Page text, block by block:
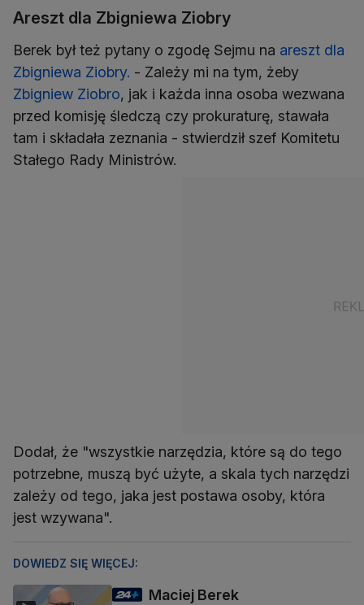
Areszt dla Zbigniewa Ziobry
Berek był też pytany o zgodę Sejmu na areszt dla
Zbigniewa Ziobry. - Zależy mi na tym, żeby
Zbigniew Ziobro, jak i każda inna osoba wezwana
przed komisję śledczą czy prokuraturę, stawała
tam i składała zeznania - stwierdził szef Komitetu
Stałego Rady Ministrów.
Dodał, że "wszystkie narzędzia, które są do tego
potrzebne, muszą być użyte, a skala tych narzędzi
zależy od tego, jaka jest postawa osoby, która
jest wzywana".
DOWIEDZ SIĘ WIĘCEJ:
Maciej Berek